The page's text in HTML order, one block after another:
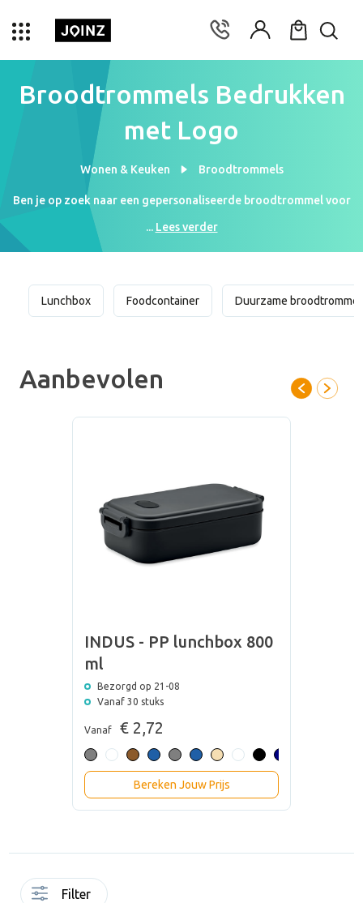
Broodtrommels Bedrukken
met Logo
Wonen & Keuken Broodtrommels
Ben je op zoek naar een gepersonaliseerde broodtrommel voor
je collega’s? Dan ben je bij Joinz aan het juiste adres. Wij
bedrukken je broodtrommels met jouw logo. Je collega’s kunnen
zo iedere dag gebruik maken van jouw geschenk en kunnen
bedrukte broodtrommel is een geschenk waar iedereen van
geniet. Zowel kinderen als volwassenen maken gebruik van
bestellen vanaf (prijs) per stuk bij (aantal) stuks. Neem dus gauw
een kijkje in ons ruime assortiment en verras je collega’s met een
persoonlijk en creatief geschenk.
... Lees verder
Lunchbox Foodcontainer Duurzame broodtrommel
Aanbevolen
INDUS - PP lunchbox 800
ml
Bezorgd op 21-08
Vanaf 30 stuks
Vanaf € 2,72
Bereken Jouw Prijs
Filter